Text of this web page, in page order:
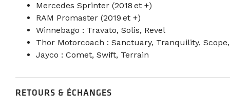
Mercedes Sprinter (2018 et +)
RAM Promaster (2019 et +)
Winnebago : Travato, Solis, Revel
Thor Motorcoach : Sanctuary, Tranquility,
Jayco : Comet, Swift, Terrain
RETOURS & ÉCHANGES